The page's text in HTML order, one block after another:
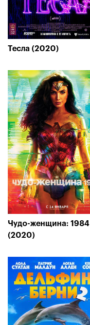
Тесла (2020)
Чудо-женщина: 1984
(2020)